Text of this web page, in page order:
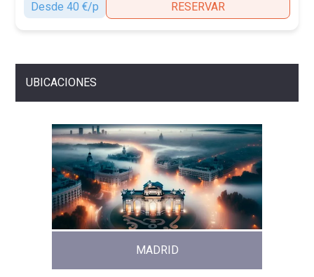
Desde 40 €/p RESERVAR
UBICACIONES
MADRID